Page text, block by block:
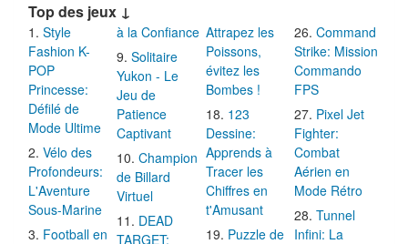
Top des jeux ↓
Style
Fashion K-
POP
Princesse:
Défilé de
Mode Ultime
Vélo des
Profondeurs:
L'Aventure
Sous-Marine
Football en
à la Confiance
Solitaire
Yukon - Le
Jeu de
Patience
Captivant
Champion
de Billard
Virtuel
DEAD
TARGET:
Attrapez les
Poissons,
évitez les
Bombes !
123
Dessine:
Apprends à
Tracer les
Chiffres en
t'Amusant
Puzzle de
Command
Strike: Mission
Commando
FPS
Pixel Jet
Fighter:
Combat
Aérien en
Mode Rétro
Tunnel
Infini: La